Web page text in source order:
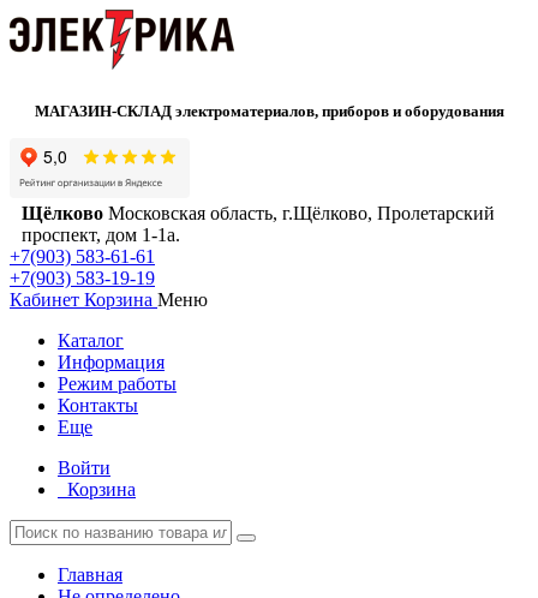
МАГАЗИН-СКЛАД электроматериалов, приборов и оборудования
Щёлково Московская область, г.Щёлково, Пролетарский
проспект, дом 1‑1а.
+7(903) 583-61-61
+7(903) 583-19-19
Кабинет Корзина Меню
Каталог
Информация
Режим работы
Контакты
Еще
Войти
Корзина
Главная